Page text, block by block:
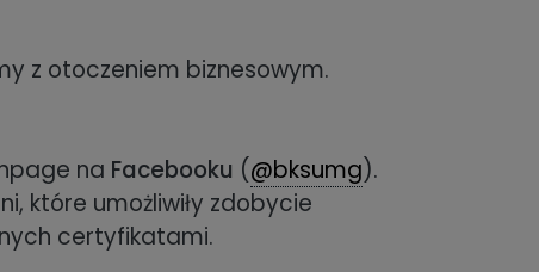
z otoczeniem biznesowym.
na Facebooku (@bksumg).
które umożliwiły zdobycie
certyfikatami.